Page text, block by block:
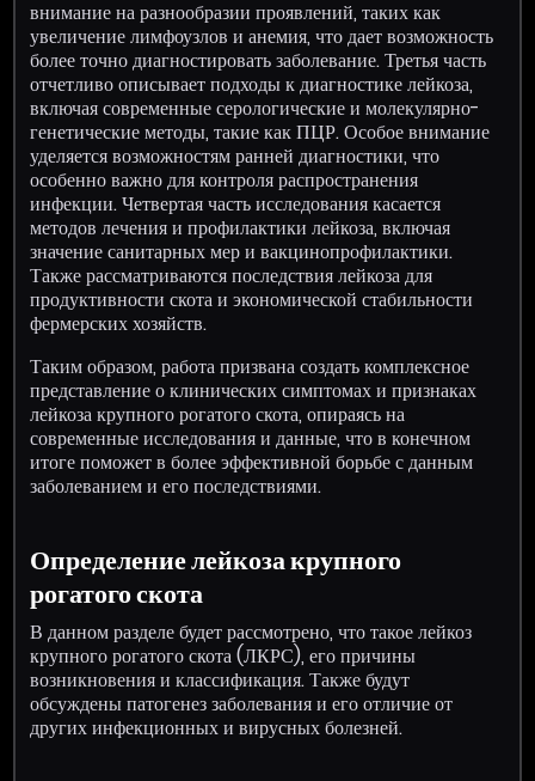
внимание на разнообразии проявлений, таких как
увеличение лимфоузлов и анемия, что дает возможность
более точно диагностировать заболевание. Третья часть
отчетливо описывает подходы к диагностике лейкоза,
включая современные серологические и молекулярно-
генетические методы, такие как ПЦР. Особое внимание
уделяется возможностям ранней диагностики, что
особенно важно для контроля распространения
инфекции. Четвертая часть исследования касается
методов лечения и профилактики лейкоза, включая
значение санитарных мер и вакцинопрофилактики.
Также рассматриваются последствия лейкоза для
продуктивности скота и экономической стабильности
фермерских хозяйств.
Таким образом, работа призвана создать комплексное
представление о клинических симптомах и признаках
лейкоза крупного рогатого скота, опираясь на
современные исследования и данные, что в конечном
итоге поможет в более эффективной борьбе с данным
заболеванием и его последствиями.
Определение лейкоза крупного
рогатого скота
В данном разделе будет рассмотрено, что такое лейкоз
крупного рогатого скота (ЛКРС), его причины
возникновения и классификация. Также будут
обсуждены патогенез заболевания и его отличие от
других инфекционных и вирусных болезней.